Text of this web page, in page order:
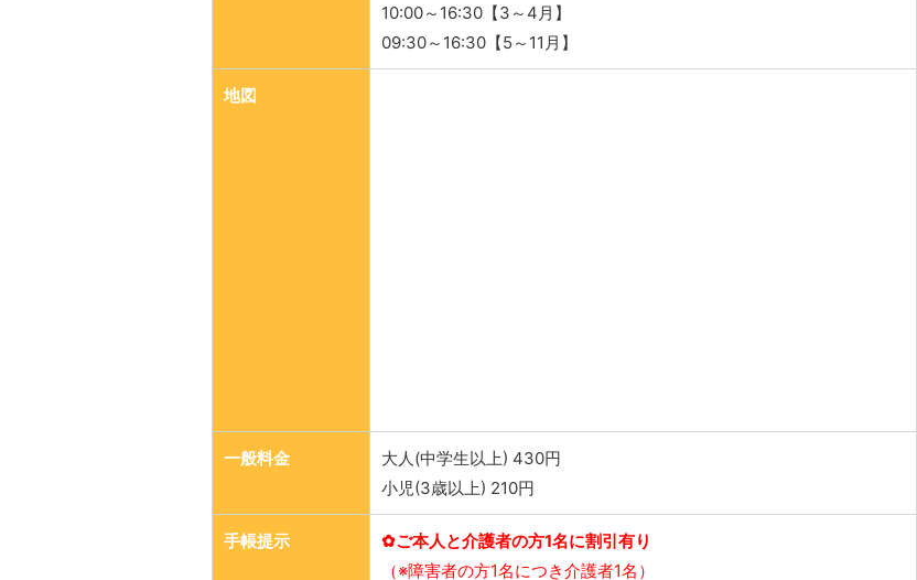
10:00～16:30【3～4月】
09:30～16:30【5～11月】
地図
一般料金
大人(中学生以上) 430円
小児(3歳以上) 210円
手帳提示
✿ご本人と介護者の方1名に割引有り
（※障害者の方1名につき介護者1名）